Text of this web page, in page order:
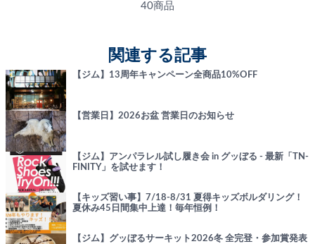
40商品
関連する記事
【ジム】13周年キャンペーン全商品10%OFF
【営業日】2026お盆 営業日のお知らせ
【ジム】アンパラレル試し履き会 in グッぼる - 最新「TN-
FINITY」を試せます！
【キッズ習い事】7/18-8/31 夏得キッズボルダリング！
夏休み45日間集中上達！毎年恒例！
【ジム】グッぼるサーキット2026冬 全完登・参加賞発表